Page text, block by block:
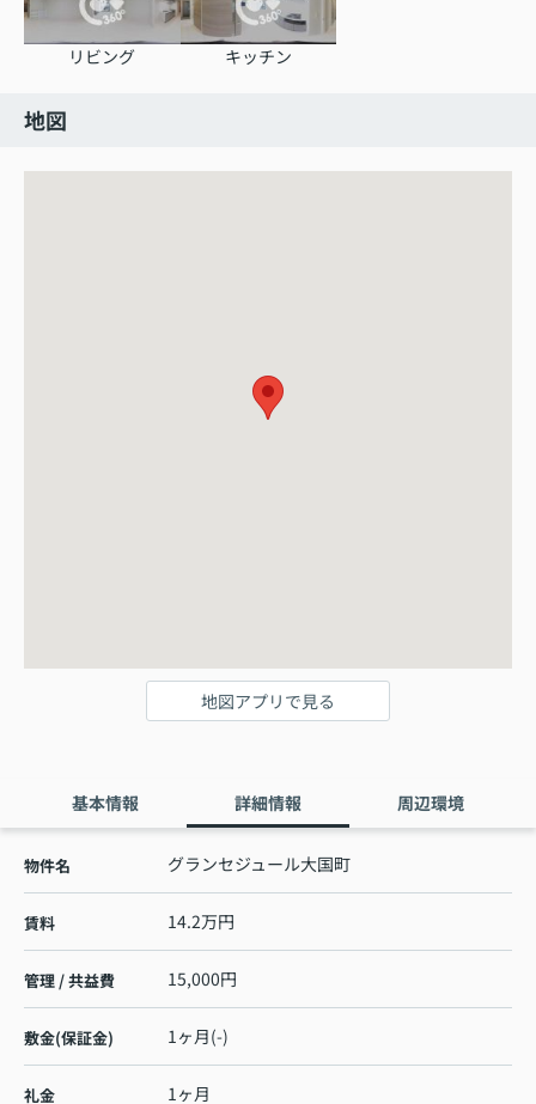
リビング キッチン
地図
地図アプリで見る
基本情報 詳細情報 周辺環境
物件名 グランセジュール大国町
賃料 14.2万円
管理 / 共益費 15,000円
敷金(保証金) 1ヶ月(-)
礼金 1ヶ月